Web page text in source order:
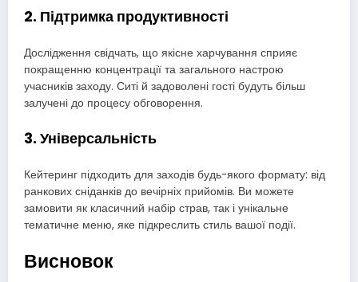
2. Підтримка продуктивності
Дослідження свідчать, що якісне харчування сприяє
покращенню концентрації та загального настрою
учасників заходу. Ситі й задоволені гості будуть більш
залучені до процесу обговорення.
3. Універсальність
Кейтеринг підходить для заходів будь-якого формату: від
ранкових сніданків до вечірніх прийомів. Ви можете
замовити як класичний набір страв, так і унікальне
тематичне меню, яке підкреслить стиль вашої події.
Висновок